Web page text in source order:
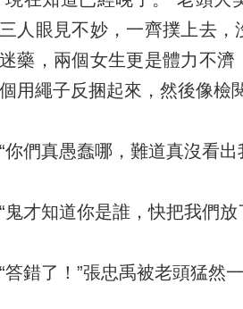
三人眼見不妙，一齊撲上去
迷藥，兩個女生更是體力不
個用繩子反捆起來，然後像檢
“你們真愚蠢哪，難道真沒看
“鬼才知道你是誰，快把我們
“答錯了！”張忠禹被老頭猛然